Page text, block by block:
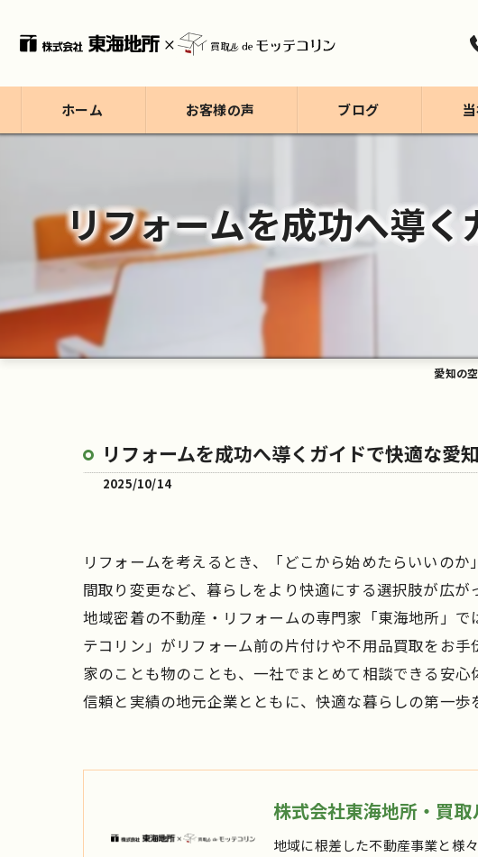
ホーム お客様の声 ブログ
コラム 不動
リフォームを成功へ導
愛知の
リフォームを成功へ導くガイドで快適な愛
2025/10/14
リフォームを考えるとき、「どこから始めたらいいの
間取り変更など、暮らしをより快適にする選択肢が広が
地域密着の不動産・リフォームの専門家「東海地所」
テコリン」がリフォーム前の片付けや不用品買取をお手
家のことも物のことも、一社でまとめて相談できる安心
信頼と実績の地元企業とともに、快適な暮らしの第一歩
株式会社東海地所・買
地域に根差した不動産事業と様